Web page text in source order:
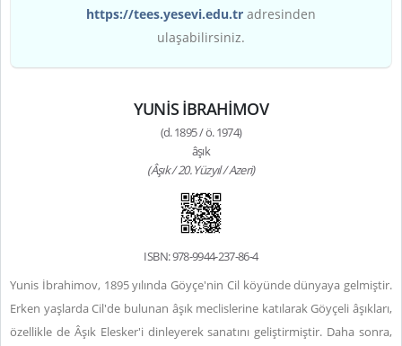
https://tees.yesevi.edu.tr adresinden
ulaşabilirsiniz.
YUNİS İBRAHİMOV
(d. 1895 / ö. 1974)
âşık
(Âşık / 20. Yüzyıl / Azeri)
ISBN: 978-9944-237-86-4
Yunis İbrahimov, 1895 yılında Göyçe'nin Cil köyünde dünyaya gelmiştir.
Erken yaşlarda Cil'de bulunan âşık meclislerine katılarak Göyçeli âşıkları,
özellikle de Âşık Elesker'i dinleyerek sanatını geliştirmiştir. Daha sonra,